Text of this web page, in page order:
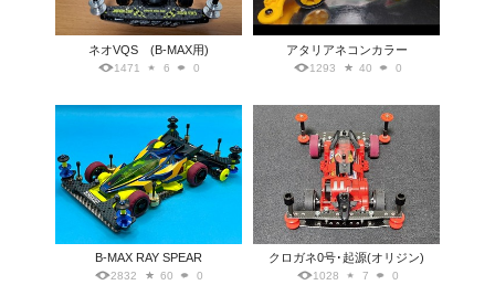
ネオVQS (B-MAX用)
1471 6 0
アタリアネコンカラー
1293 40 0
B-MAX RAY SPEAR
2832 60 0
クロガネ0号･起源(オリジン)
1028 7 0